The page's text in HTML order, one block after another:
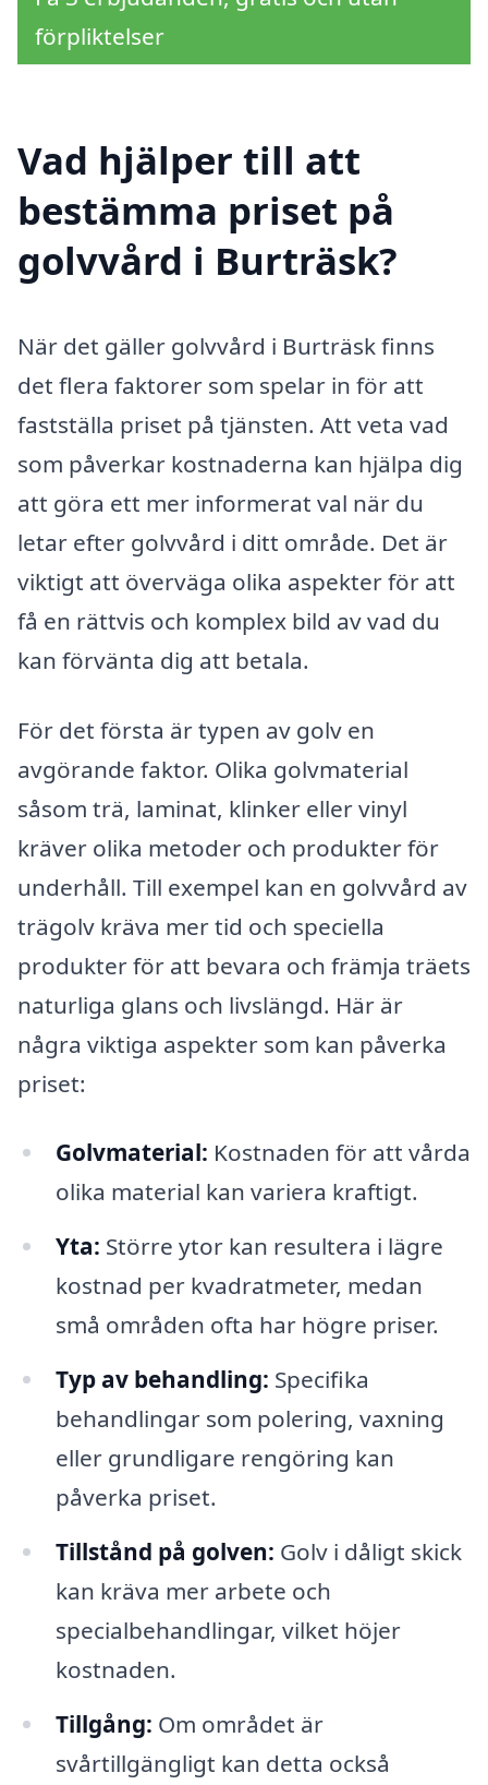
förpliktelser
Vad hjälper till att
bestämma priset på
golvvård i Burträsk?
När det gäller golvvård i Burträsk finns
det flera faktorer som spelar in för att
fastställa priset på tjänsten. Att veta vad
som påverkar kostnaderna kan hjälpa dig
att göra ett mer informerat val när du
letar efter golvvård i ditt område. Det är
viktigt att överväga olika aspekter för att
få en rättvis och komplex bild av vad du
kan förvänta dig att betala.
För det första är typen av golv en
avgörande faktor. Olika golvmaterial
såsom trä, laminat, klinker eller vinyl
kräver olika metoder och produkter för
underhåll. Till exempel kan en golvvård av
trägolv kräva mer tid och speciella
produkter för att bevara och främja träets
naturliga glans och livslängd. Här är
några viktiga aspekter som kan påverka
priset:
Golvmaterial: Kostnaden för att vårda
olika material kan variera kraftigt.
Yta: Större ytor kan resultera i lägre
kostnad per kvadratmeter, medan
små områden ofta har högre priser.
Typ av behandling: Specifika
behandlingar som polering, vaxning
eller grundligare rengöring kan
påverka priset.
Tillstånd på golven: Golv i dåligt skick
kan kräva mer arbete och
specialbehandlingar, vilket höjer
kostnaden.
Tillgång: Om området är
svårtillgängligt kan detta också